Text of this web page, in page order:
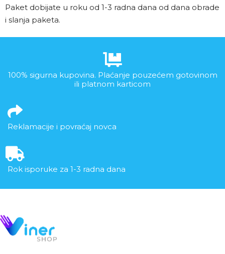
Paket dobijate u roku od 1-3 radna dana od dana obrade
i slanja paketa.
100% sigurna kupovina. Plaćanje pouzećem gotovinom
ili platnom karticom
Reklamacije i povraćaj novca
Rok isporuke za 1-3 radna dana